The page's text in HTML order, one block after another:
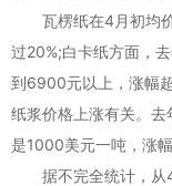
瓦楞纸在4月初均价
过20%;白卡纸方面，
到6900元以上，涨幅
纸浆价格上涨有关。
是1000美元一吨，涨幅
据不完全统计，从4